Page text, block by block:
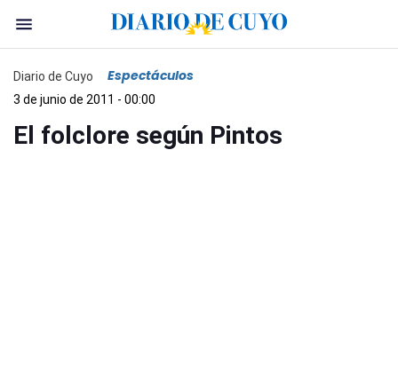
Diario de Cuyo Espectáculos
3 de junio de 2011 - 00:00
El folclore según Pintos